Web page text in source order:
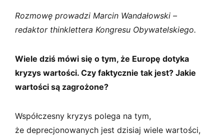
Rozmowę prowadzi Marcin Wandałowski –
redaktor thinklettera Kongresu Obywatelskiego.
Wiele dziś mówi się o tym, że Europę dotyka
kryzys wartości. Czy faktycznie tak jest? Jakie
wartości są zagrożone?
Współczesny kryzys polega na tym,
że deprecjonowanych jest dzisiaj wiele wartości,